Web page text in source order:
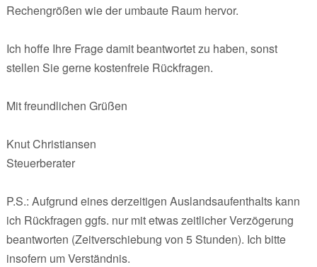
Rechengrößen wie der umbaute Raum hervor.
Ich hoffe Ihre Frage damit beantwortet zu haben, sonst
stellen Sie gerne kostenfreie Rückfragen.
Mit freundlichen Grüßen
Knut Christiansen
Steuerberater
P.S.: Aufgrund eines derzeitigen Auslandsaufenthalts kann
ich Rückfragen ggfs. nur mit etwas zeitlicher Verzögerung
beantworten (Zeitverschiebung von 5 Stunden). Ich bitte
insofern um Verständnis.